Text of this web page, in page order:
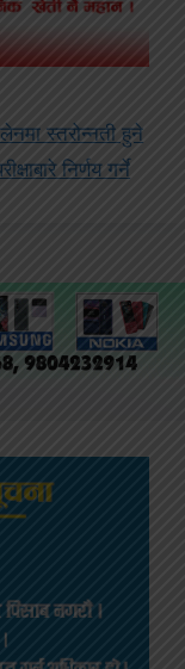
स्तरोन्नती हुने
निर्णय गर्ने